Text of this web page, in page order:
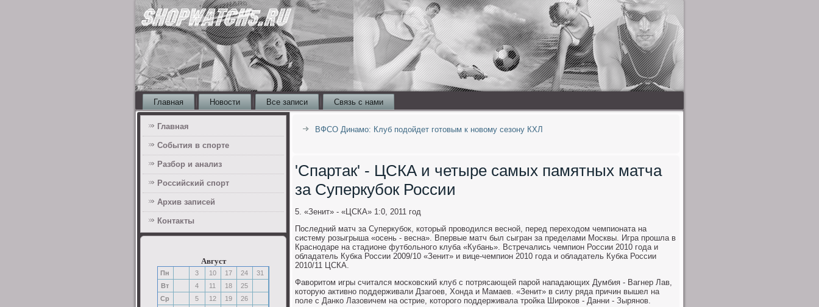
Главная Новости Все записи Связь с нами
Главная
События в спорте
Разбор и анализ
Российский спорт
Архив записей
Контакты
Август
Пн 3 10 17 24
31
Вт
4 11 18
25
Ср
5 12 19
26
ВФСО Динамо: Клуб подойдет готовым к новому сезону КХЛ
'Спартак' - ЦСКА и четыре самых памятных матча
за Суперкубок России
5. «Зенит» - «ЦСКА» 1:0, 2011 год
Последний матч за Суперкубок, который проводился весной, перед переходом чемпионата на
систему розыгрыша «осень - весна». Впервые матч был сыгран за пределами Москвы. Игра прошла в
Краснодаре на стадионе футбольного клуба «Кубань». Встречались чемпион России 2010 года и
обладатель Кубка России 2009/10 «Зенит» и вице-чемпион 2010 года и обладатель Кубка России
2010/11 ЦСКА.
Фаворитом игры считался московский клуб с потрясающей парой нападающих Думбия - Вагнер Лав,
которую активно поддерживали Дзагоев, Хонда и Мамаев. «Зенит» в силу ряда причин вышел на
поле с Данко Лазовичем на острие, которого поддерживала тройка Широков - Данни - Зырянов.